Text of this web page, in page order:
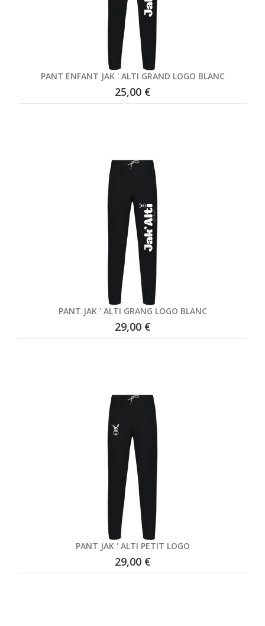
PANT ENFANT JAK ' ALTI GRAND LOGO BLANC
25,00 €
PANT JAK ' ALTI GRANG LOGO BLANC
29,00 €
PANT JAK ' ALTI PETIT LOGO
29,00 €